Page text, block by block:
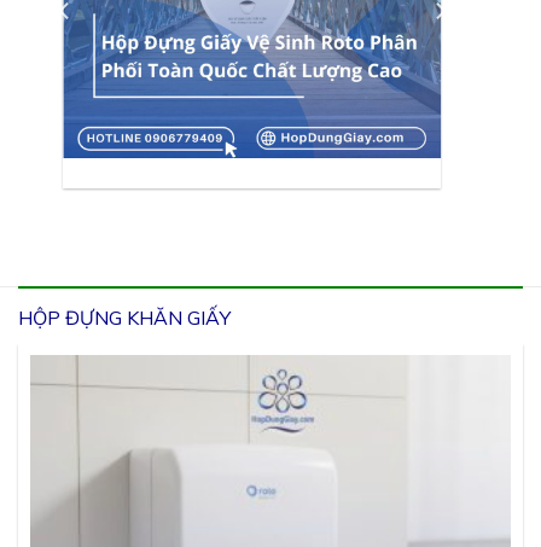
HỘP ĐỰNG KHĂN GIẤY